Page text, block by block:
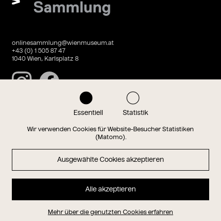
Essentiell Statistik
Wir verwenden Cookies für Website-Besucher Statistiken
(Matomo).
Ausgewählte Cookies akzeptieren
Alle akzeptieren
Mehr über die genutzten Cookies erfahren
onlinesammlung@wienmuseum.at
+43 (0) 1 505 87 47
1040 Wien, Karlsplatz 8
InstagramFacebook
Magazin
Hauptseite